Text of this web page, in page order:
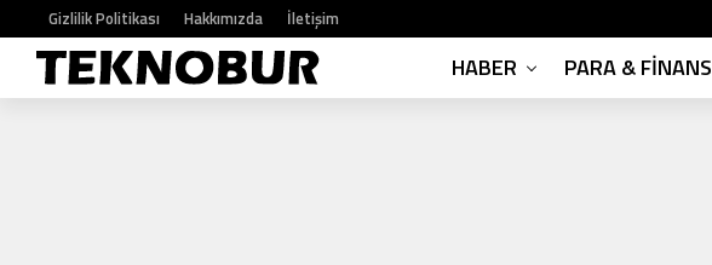
Gizlilik Politikası Hakkımızda İletişim
HABER PARA & FINANS